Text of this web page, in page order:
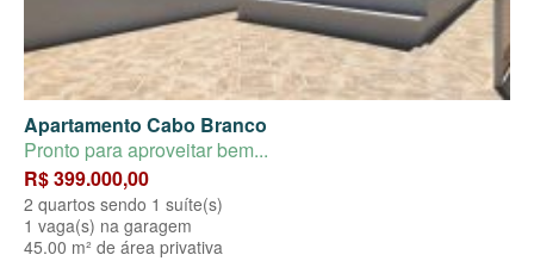
Apartamento Cabo Branco
Pronto para aproveitar bem...
R$ 399.000,00
2 quartos sendo 1 suíte(s)
1 vaga(s) na garagem
45.00 m² de área privativa